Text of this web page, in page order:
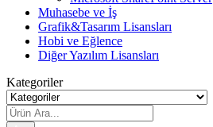
Muhasebe ve İş
Grafik&Tasarım Lisansları
Hobi ve Eğlence
Diğer Yazılım Lisansları
Kategoriler